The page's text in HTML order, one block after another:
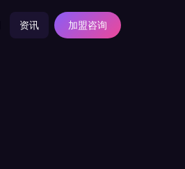
资讯 加盟咨询